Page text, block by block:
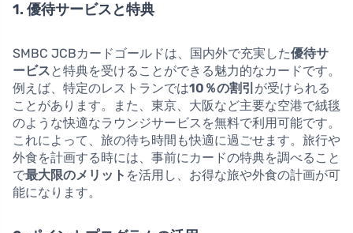
1. 優待サービスと特典
SMBC JCBカードゴールドは、国内外で充実した優待サ
ービスと特典を受けることができる魅力的なカードです。
例えば、特定のレストランでは10％の割引 が受けられる
ことがあります。また、東京、大阪など主要な空港で絨毯
のような快適なラウンジサービスを無料で利用可能です。
これによって、旅の待ち時間も快適に過ごせます。旅行や
外食を計画する時には、事前にカードの特典を調べること
で最大限のメリット を活用し、お得な旅や外食の計画が可
能になります。